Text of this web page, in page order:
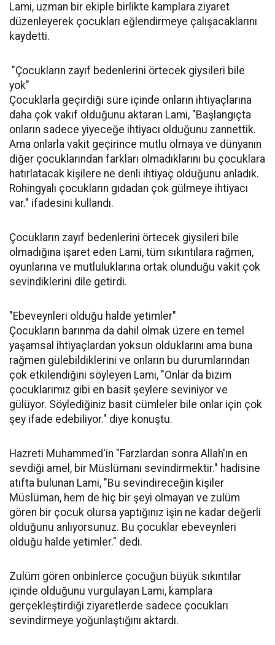
Lami, uzman bir ekiple birlikte kamplara ziyaret
düzenleyerek çocukları eğlendirmeye çalışacaklarını
kaydetti.
"Çocukların zayıf bedenlerini örtecek giysileri bile
yok"
Çocuklarla geçirdiği süre içinde onların ihtiyaçlarına
daha çok vakıf olduğunu aktaran Lami, "Başlangıçta
onların sadece yiyeceğe ihtiyacı olduğunu zannettik.
Ama onlarla vakit geçirince mutlu olmaya ve dünyanın
diğer çocuklarından farkları olmadıklarını bu çocuklara
hatırlatacak kişilere ne denli ihtiyaç olduğunu anladık.
Rohingyalı çocukların gıdadan çok gülmeye ihtiyacı
var." ifadesini kullandı.
Çocukların zayıf bedenlerini örtecek giysileri bile
olmadığına işaret eden Lami, tüm sıkıntılara rağmen,
oyunlarına ve mutluluklarına ortak olunduğu vakit çok
sevindiklerini dile getirdi.
"Ebeveynleri olduğu halde yetimler"
Çocukların barınma da dahil olmak üzere en temel
yaşamsal ihtiyaçlardan yoksun olduklarını ama buna
rağmen gülebildiklerini ve onların bu durumlarından
çok etkilendiğini söyleyen Lami, "Onlar da bizim
çocuklarımız gibi en basit şeylere seviniyor ve
gülüyor. Söylediğiniz basit cümleler bile onlar için çok
şey ifade edebiliyor." diye konuştu.
Hazreti Muhammed'in "Farzlardan sonra Allah'ın en
sevdiği amel, bir Müslümanı sevindirmektir." hadisine
atıfta bulunan Lami, "Bu sevindireceğin kişiler
Müslüman, hem de hiç bir şeyi olmayan ve zulüm
gören bir çocuk olursa yaptığınız işin ne kadar değerli
olduğunu anlıyorsunuz. Bu çocuklar ebeveynleri
olduğu halde yetimler." dedi.
Zulüm gören onbinlerce çocuğun büyük sıkıntılar
içinde olduğunu vurgulayan Lami, kamplara
gerçekleştirdiği ziyaretlerde sadece çocukları
sevindirmeye yoğunlaştığını aktardı.